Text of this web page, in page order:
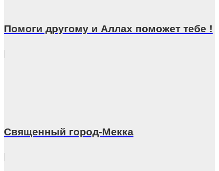
Помоги другому и Аллах поможет тебе !
Священный город-Мекка